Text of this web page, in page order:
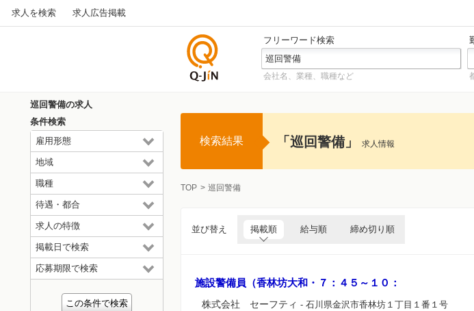
求人を検索 求人広告掲載
人サイ
フリーワード検索
会社名、業種、職種など
巡回警備の求人
条件検索
雇用形態
地域
職種
待遇・都合
求人の特徴
掲載日で検索
応募期限で検索
検索結果 「巡回警備」 求人情報
TOP 巡回警備
並び替え 掲載順 給与順 締め切り順
施設警備員（香林坊大和・７：４５～１０：
株式会社 セーフティ - 石川県金沢市香林坊１丁目１番１号